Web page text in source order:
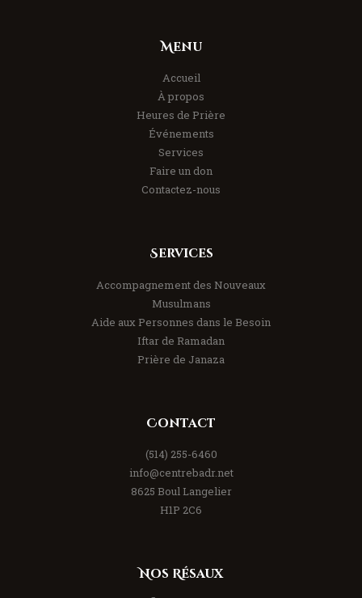
Menu
Accueil
À propos
Heures de Prière
Événements
Services
Faire un don
Contactez-nous
Services
Accompagnement des Nouveaux
Musulmans
Aide aux Personnes dans le Besoin
Iftar de Ramadan
Prière de Janaza
Contact
(514) 255-6460
info@centrebadr.net
8625 Boul Langelier
H1P 2C6
Nos Résaux